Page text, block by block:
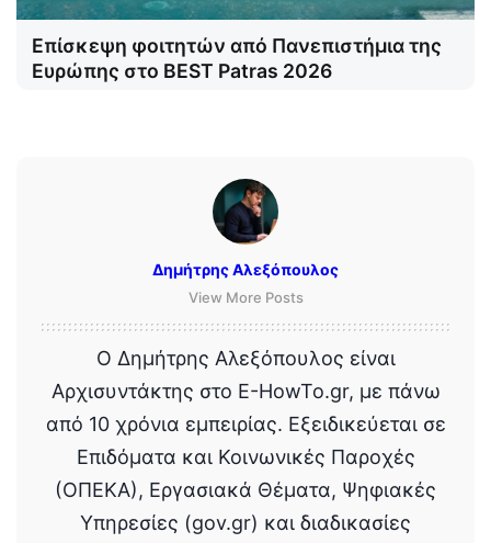
Επίσκεψη φοιτητών από Πανεπιστήμια της
Ευρώπης στο BEST Patras 2026
Δημήτρης Αλεξόπουλος
View More Posts
Ο Δημήτρης Αλεξόπουλος είναι
Αρχισυντάκτης στο E-HowTo.gr, με πάνω
από 10 χρόνια εμπειρίας. Εξειδικεύεται σε
Επιδόματα και Κοινωνικές Παροχές
(ΟΠΕΚΑ), Εργασιακά Θέματα, Ψηφιακές
Υπηρεσίες (gov.gr) και διαδικασίες